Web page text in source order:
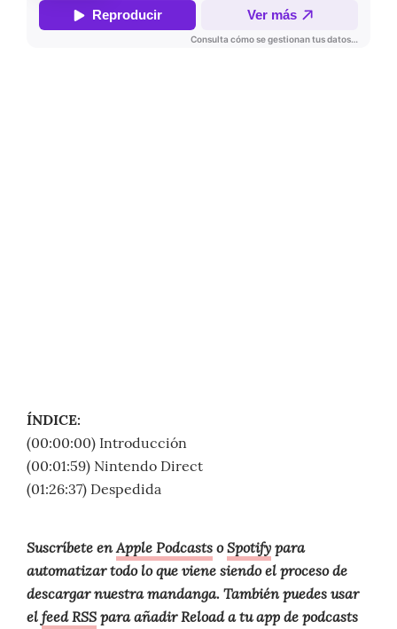
ÍNDICE:
(00:00:00) Introducción
(00:01:59) Nintendo Direct
(01:26:37) Despedida
Suscríbete enApple PodcastsoSpotifypara
automatizar todo lo que viene siendo el proceso de
descargar nuestra mandanga. También puedes usar
elfeed RSSpara añadir Reload a tu app de podcasts